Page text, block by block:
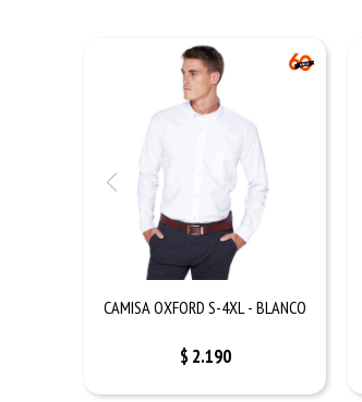
CAMISA OXFORD S-4XL - BLANCO
$ 2.190